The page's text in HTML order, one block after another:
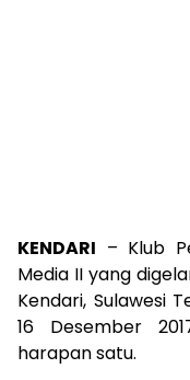
KENDARI – Klub
Media II yang
Kendari, Sulawesi
16 Desember
harapan satu.